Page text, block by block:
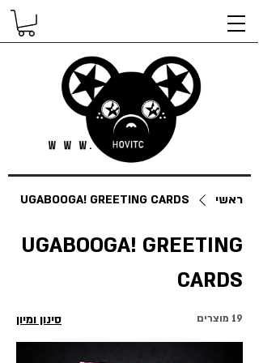
ראשי UGABOOGA! GREETING CARDS
UGABOOGA! GREETING
CARDS
19 מוצרים סינון ומיון